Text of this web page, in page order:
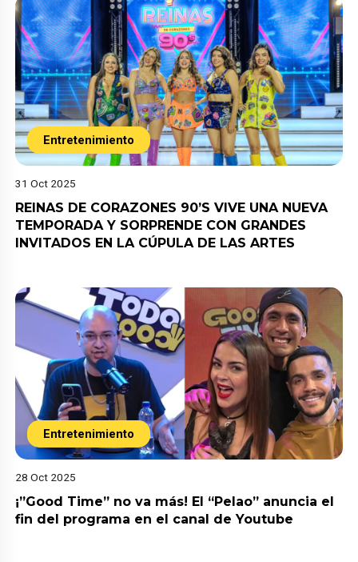
Entretenimiento
31 Oct 2025
REINAS DE CORAZONES 90’S VIVE UNA NUEVA
TEMPORADA Y SORPRENDE CON GRANDES
INVITADOS EN LA CÚPULA DE LAS ARTES
Entretenimiento
28 Oct 2025
¡”Good Time” no va más! El “Pelao” anuncia el
fin del programa en el canal de Youtube